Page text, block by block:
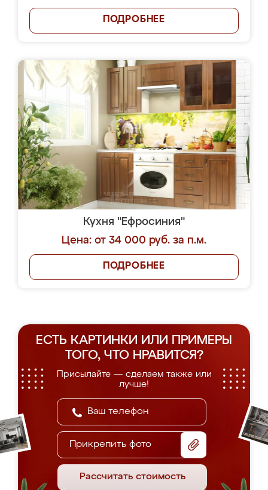
ПОДРОБНЕЕ
Кухня "Ефросиния"
Цена: от 34 000 руб. за п.м.
ПОДРОБНЕЕ
ЕСТЬ КАРТИНКИ ИЛИ ПРИМЕРЫ
ТОГО, ЧТО НРАВИТСЯ?
Присылайте — сделаем также или
лучше!
Прикрепить фото
Рассчитать стоимость